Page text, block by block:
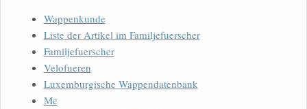
Wappenkunde
Liste der Artikel im Familjefuerscher
Familjefuerscher
Velofueren
Luxemburgische Wappendatenbank
Me